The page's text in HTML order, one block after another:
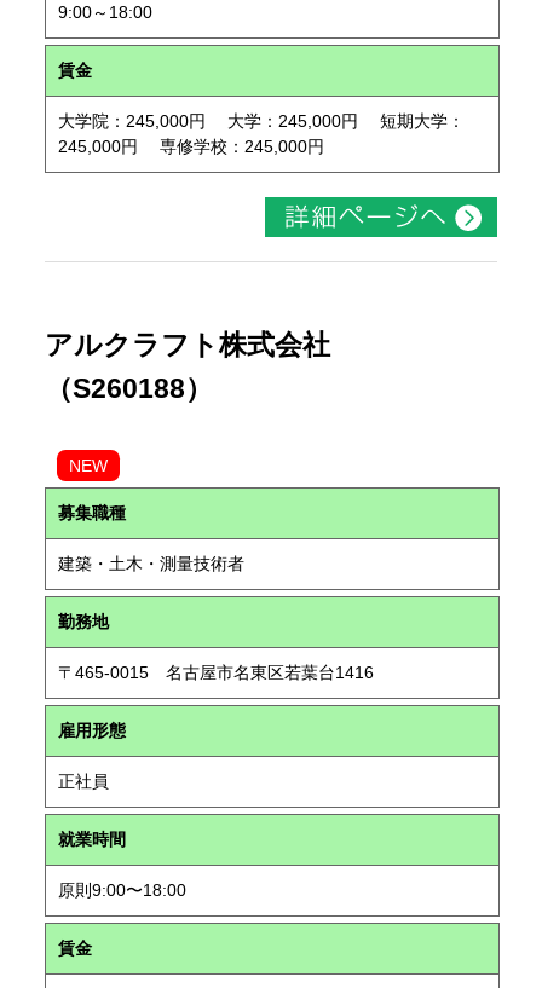
9:00～18:00
賃金
大学院：245,000円 大学：245,000円 短期大学：
245,000円 専修学校：245,000円
アルクラフト株式会社
（S260188）
NEW
募集職種
建築・土木・測量技術者
勤務地
〒465-0015 名古屋市名東区若葉台1416
雇用形態
正社員
就業時間
原則9:00〜18:00
賃金